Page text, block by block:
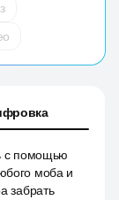
с помощью
моба и
забрать